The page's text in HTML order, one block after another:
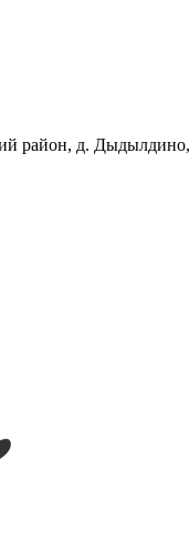
район, д. Дыдылдино,